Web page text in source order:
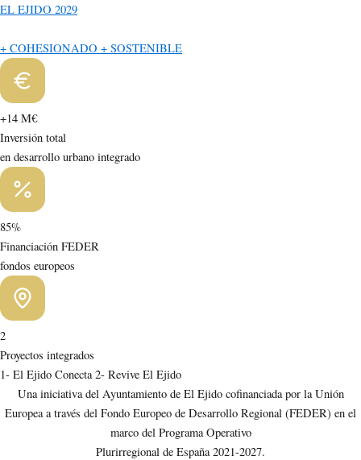
EL EJIDO 2029
+ COHESIONADO + SOSTENIBLE
+14 M€
Inversión total
en desarrollo urbano integrado
85%
Financiación FEDER
fondos europeos
2
Proyectos integrados
1- El Ejido Conecta 2- Revive El Ejido
Una iniciativa del Ayuntamiento de El Ejido cofinanciada por la Unión
Europea a través del Fondo Europeo de Desarrollo Regional (FEDER) en el
marco del Programa Operativo
Plurirregional de España 2021-2027.